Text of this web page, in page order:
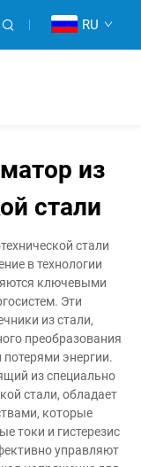
RU
из
стали
стали
в технологии
ключевыми
Эти
из стали,
преобразования
энергии.
из специально
стали, обладает
которые
токи и гистерезис
управляют